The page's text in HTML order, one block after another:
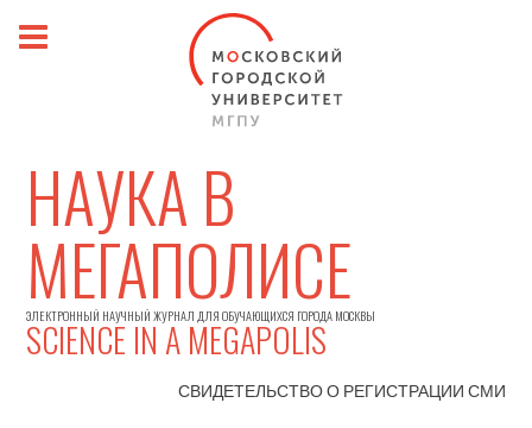
НАУКА В
МЕГАПОЛИСЕ
ЭЛЕКТРОННЫЙ НАУЧНЫЙ ЖУРНАЛ ДЛЯ ОБУЧАЮЩИХСЯ ГОРОДА МОСКВЫ
SCIENCE IN A MEGAPOLIS
СВИДЕТЕЛЬСТВО О РЕГИСТРАЦИИСМИ